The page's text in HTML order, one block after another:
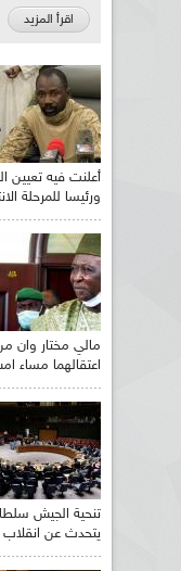
اقرأ المزيد
أعلنت فيه تعيين
ورئيسا للمرحلة
مالي مختار وان
اعتقالهما مساء
تنحية الجيش
يتحدث عن